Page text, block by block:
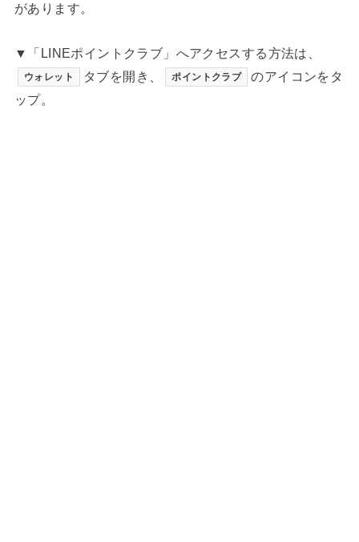
があります。
▼「LINEポイントクラブ」へアクセスする方法は、
ウォレット タブを開き、 ポイントクラブ
のアイコンをタ
ップ。